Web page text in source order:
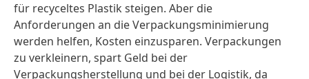
für recyceltes Plastik steigen. Aber die
Anforderungen an die Verpackungsminimierung
werden helfen, Kosten einzusparen. Verpackungen
zu verkleinern, spart Geld bei der
Verpackungsherstellung und bei der Logistik, da